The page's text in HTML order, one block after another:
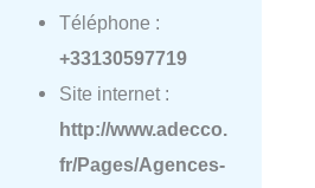
Téléphone :
+33130597719
Site internet :
http://www.adecco.
fr/Pages/Agences-